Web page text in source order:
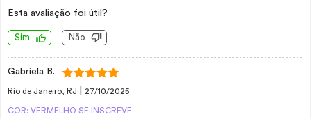
Esta avaliação foi útil?
Sim Não
Gabriela B.
Rio de Janeiro, RJ 27/10/2025
COR: VERMELHO SE INSCREVE